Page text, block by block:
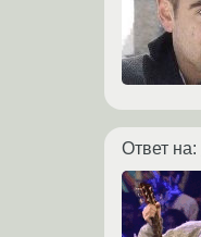
Ответ на: